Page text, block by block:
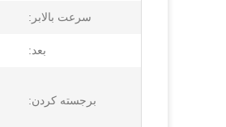
سرعت بالابر:
بعد:
برجسته کردن: